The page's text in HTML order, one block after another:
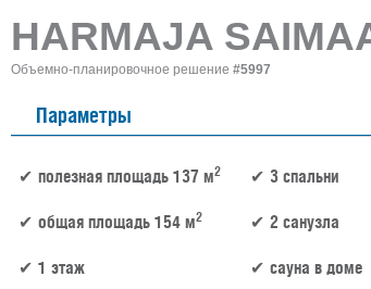
HARMAJA
Объемно-планировочное решение #5997
Параметры
полезная площадь 137 м2
общая площадь 154 м2
1 этаж
3 спальни
2 санузла
сауна в доме